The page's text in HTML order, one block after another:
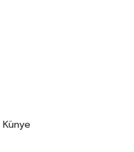
Künye